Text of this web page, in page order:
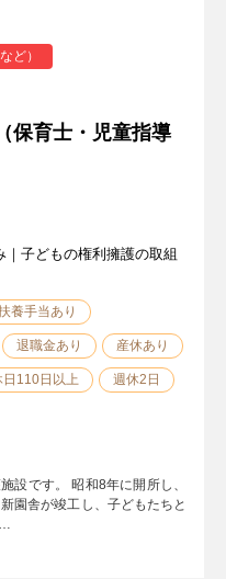
ど）
保育士・児童指導
子どもの権利擁護の取組
養手当あり
退職金あり 産休あり
日110日以上 週休2日
設です。 昭和8年に開所し、
園舎が竣工し、子どもたちと
…